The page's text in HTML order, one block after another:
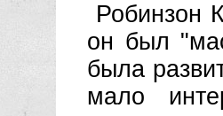
Робинзон
он был
была
мало